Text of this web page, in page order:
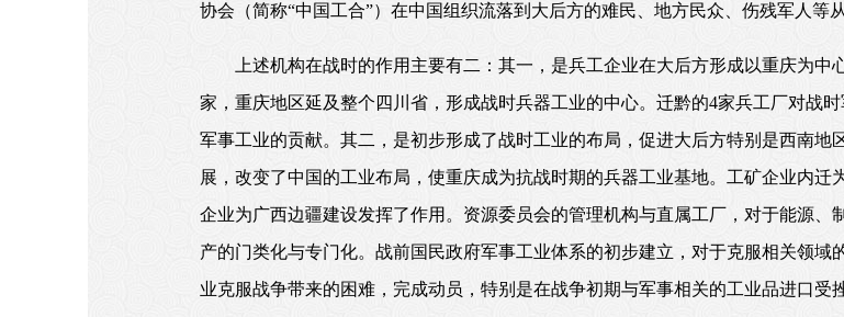
协会（简称“中国工合”）在中国组织流落到大后方的难民、地方民众、伤残军人等
上述机构在战时的作用主要有二：其一，是兵工企业在大后方形成以重庆为中
家，重庆地区延及整个四川省，形成战时兵器工业的中心。迁黔的4家兵工厂对战
军事工业的贡献。其二，是初步形成了战时工业的布局，促进大后方特别是西南
展，改变了中国的工业布局，使重庆成为抗战时期的兵器工业基地。工矿企业内
企业为广西边疆建设发挥了作用。资源委员会的管理机构与直属工厂，对于能源
产的门类化与专门化。战前国民政府军事工业体系的初步建立，对于克服相关领
业克服战争带来的困难，完成动员，特别是在战争初期与军事相关的工业品进口